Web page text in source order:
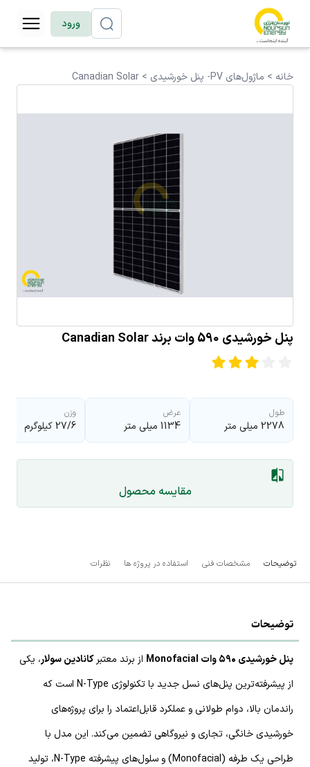
ورود
خانه > ماژول‌های PV- پنل خورشیدی >
Canadian Solar
پنل خورشیدی 590 وات برند Canadian Solar
طول
2278 میلی متر
عرض
1134 میلی متر
وزن
27/6 کیلوگرم
مقایسه محصول
توضیحات مشخصات فنی استفاده در پروژه ها نظرات
توضیحات
پنل خورشیدی ۵۹۰ وات Monofacial از برند معتبرکانادین سولار، یکی
از پیشرفته‌ترین پنل‌های نسل جدید با تکنولوژی N-Type است که
راندمان بالا، دوام طولانی و عملکرد قابل‌اعتماد را برای پروژه‌های
خورشیدی خانگی، تجاری و نیروگاهی تضمین می‌کند. این مدل با
طراحی یک طرفه (Monofacial) و سلول‌های پیشرفته N-Type، تولید